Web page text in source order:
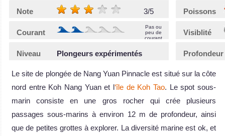
Note 3/5 Poissons
Courant
Pas ou
peu de
courant
Visiblité
Niveau Plongeurs expérimentés Profondeur
Le site de plongée de Nang Yuan Pinnacle est situé sur la côte
nord entre Koh Nang Yuan et l‘île de Koh Tao. Le spot sous-
marin consiste en une gros rocher qui crée plusieurs
passages sous-marins à environ 12 m de profondeur, ainsi
que de petites grottes à explorer. La diversité marine est ok, et